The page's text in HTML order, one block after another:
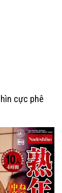
cực phê